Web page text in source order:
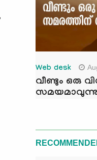
Web desk
വീണ്ടും ഒരു